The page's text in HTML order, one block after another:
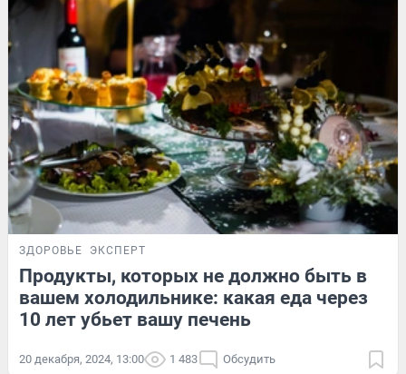
ЗДОРОВЬЕ ЭКСПЕРТ
Продукты, которых не должно быть в
вашем холодильнике: какая еда через
10 лет убьет вашу печень
20 декабря, 2024, 13:00 1 483 Обсудить